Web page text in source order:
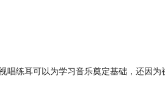
练耳可以为学习音乐奠定基础，还因